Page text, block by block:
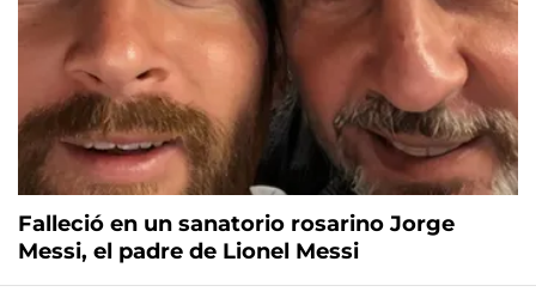
Falleció en un sanatorio rosarino Jorge
Messi, el padre de Lionel Messi